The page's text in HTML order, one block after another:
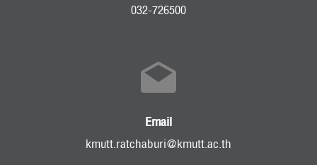
032-726500
Email
kmutt.ratchaburi@kmutt.ac.th